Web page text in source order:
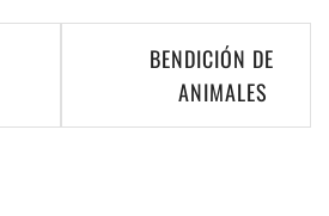
BENDICIÓN DE
ANIMALES